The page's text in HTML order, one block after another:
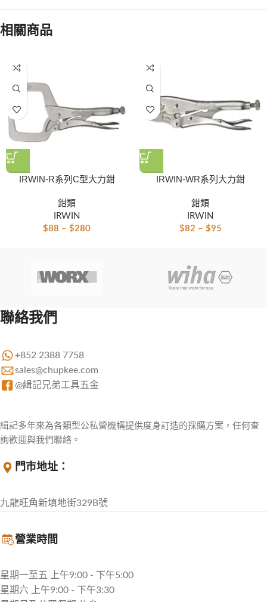
相關商品
IRWIN-R系列C型大力鉗
鉗類
IRWIN
$88 – $280
IRWIN-WR系列大力鉗
鉗類
IRWIN
$82 – $95
聯絡我們
+852 2388 7758
sales@chupkee.com
@緝記兄弟工具五金
緝記多年來為各類型公私營機構提供度身訂造的採購方案，任何查
詢歡迎與我們聯絡。
門市地址：
九龍旺角新填地街329B號
營業時間
星期一至五 上午9:00 - 下午5:00
星期六 上午9:00 - 下午3:30